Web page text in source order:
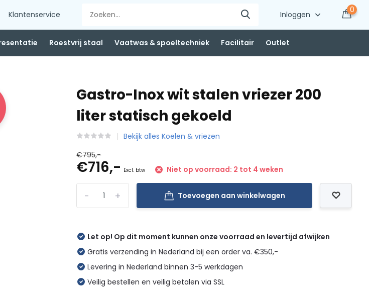
Klantenservice Inloggen
0
Roestvrij staal Vaatwas & spoeltechniek Facilitair Outlet
Gastro-Inox wit stalen vriezer 200
liter statisch gekoeld
Bekijk alles Koelen & vriezen
€795,-
€716,- Excl. btw Niet op voorraad: 2 tot 4 weken
+
- Toevoegen aan winkelwagen
Let op! Op dit moment kunnen onze voorraad en levertijd afwijken
Gratis verzending in Nederland bij een order va. €350,-
Levering in Nederland binnen 3-5 werkdagen
Veilig bestellen en veilig betalen via SSL